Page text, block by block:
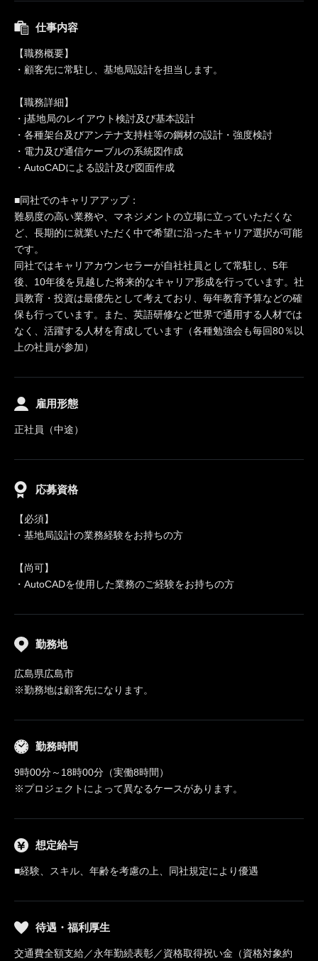
仕事内容
【職務概要】
・顧客先に常駐し、基地局設計を担当します。
【職務詳細】
・j基地局のレイアウト検討及び基本設計
・各種架台及びアンテナ支持柱等の鋼材の設計・強度検討
・電力及び通信ケーブルの系統図作成
・AutoCADによる設計及び図面作成
■同社でのキャリアアップ：
難易度の高い業務や、マネジメントの立場に立っていただくな
ど、長期的に就業いただく中で希望に沿ったキャリア選択が可能
です。
同社ではキャリアカウンセラーが自社社員として常駐し、5年
後、10年後を見越した将来的なキャリア形成を行っています。社
員教育・投資は最優先として考えており、毎年教育予算などの確
保も行っています。また、英語研修など世界で通用する人材では
なく、活躍する人材を育成しています（各種勉強会も毎回80％以
上の社員が参加）
雇用形態
正社員（中途）
応募資格
【必須】
・基地局設計の業務経験をお持ちの方
【尚可】
・AutoCADを使用した業務のご経験をお持ちの方
勤務地
広島県広島市
※勤務地は顧客先になります。
勤務時間
9時00分～18時00分（実働8時間）
※プロジェクトによって異なるケースがあります。
想定給与
■経験、スキル、年齢を考慮の上、同社規定により優遇
待遇・福利厚生
交通費全額支給／永年勤続表彰／資格取得祝い金（資格対象約